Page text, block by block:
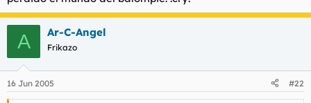
A Ar-C-Angel
Frikazo
16 Jun 2005 #22